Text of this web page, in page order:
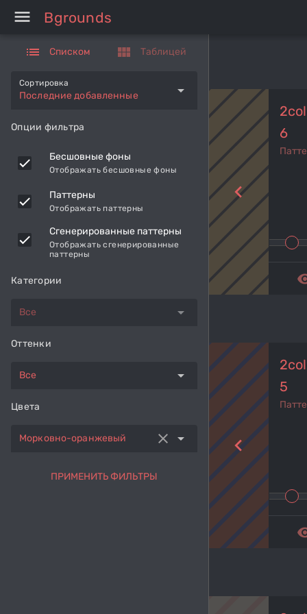
menu Bgrounds
list Списком view_module Таблицей
Последние добавленные
Сортировка arrow_drop_down
Опции фильтра
Бесшовные фоны
Отображать бесшовные фоны
Паттерны
Отображать паттерны
Сгенерированные паттерны
Отображать сгенерированные
паттерны
Категории
Все arrow_drop_down
Оттенки
Все arrow_drop_down
Цвета
Морковно-оранжевый clear arrow_drop_down
ПРИМЕНИТЬ ФИЛЬТРЫ
navigate_before
6
navigate_before
5